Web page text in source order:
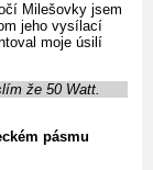
Milešovky jsem
jeho vysílací
moje úsilí
že 50 Watt.
pásmu